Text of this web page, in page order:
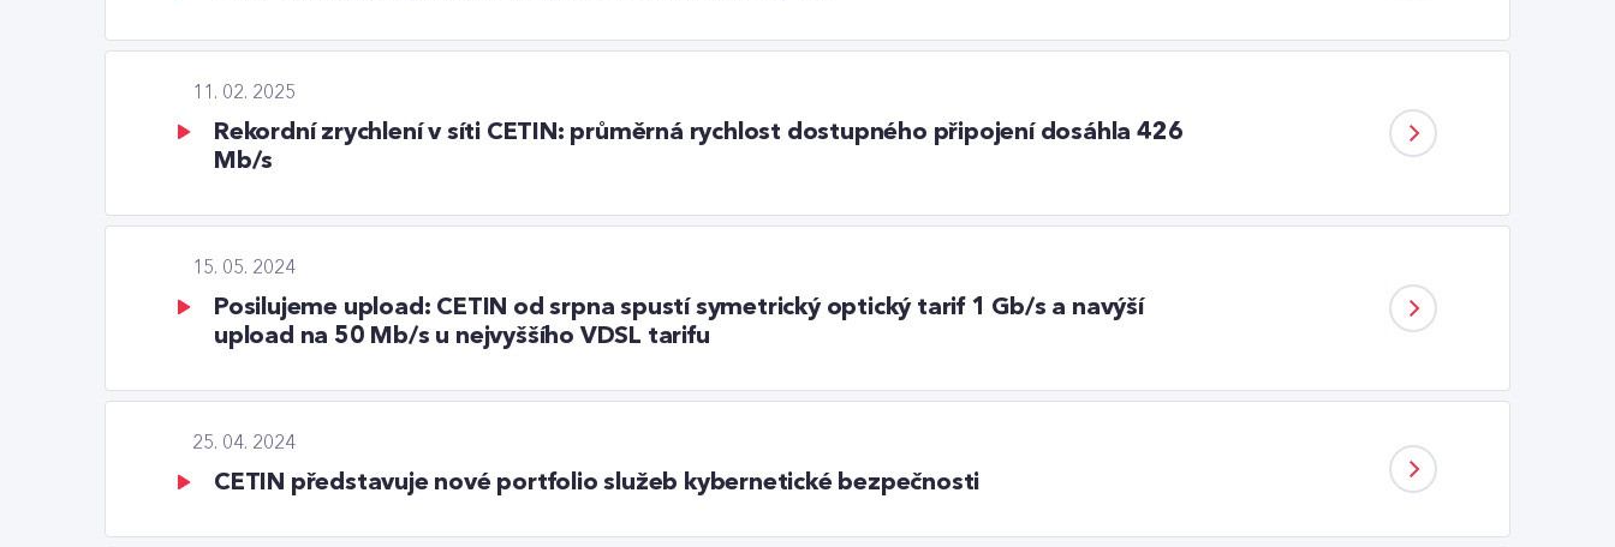
11. 02. 2025
Rekordní zrychlení v síti CETIN: průměrná rychlost dostupného připojení dosáhla 426
Mb/s
15. 05. 2024
Posilujeme upload: CETIN od srpna spustí symetrický optický tarif 1 Gb/s a navýší
upload na 50 Mb/s u nejvyššího VDSL tarifu
25. 04. 2024
CETIN představuje nové portfolio služeb kybernetické bezpečnosti